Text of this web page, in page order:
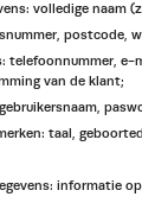
volledige naam
postcode,
telefoonnummer,
van de klant;
taal,
informatie